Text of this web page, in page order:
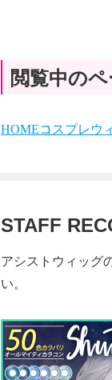
閲覧中の
HOMEコスプレウ
STAFF
アシストウィッグ
い。